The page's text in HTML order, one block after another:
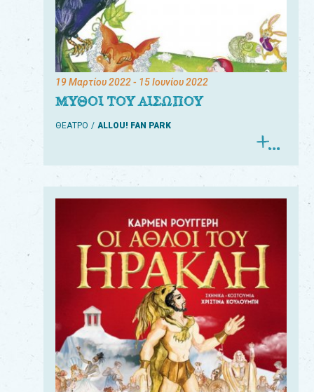
19 Μαρτίου 2022- 15 Ιουνίου 2022
ΜΥΘΟΙ ΤΟΥ ΑΙΣΩΠΟΥ
ΘΕΑΤΡΟ ALLOU! FAN PARK